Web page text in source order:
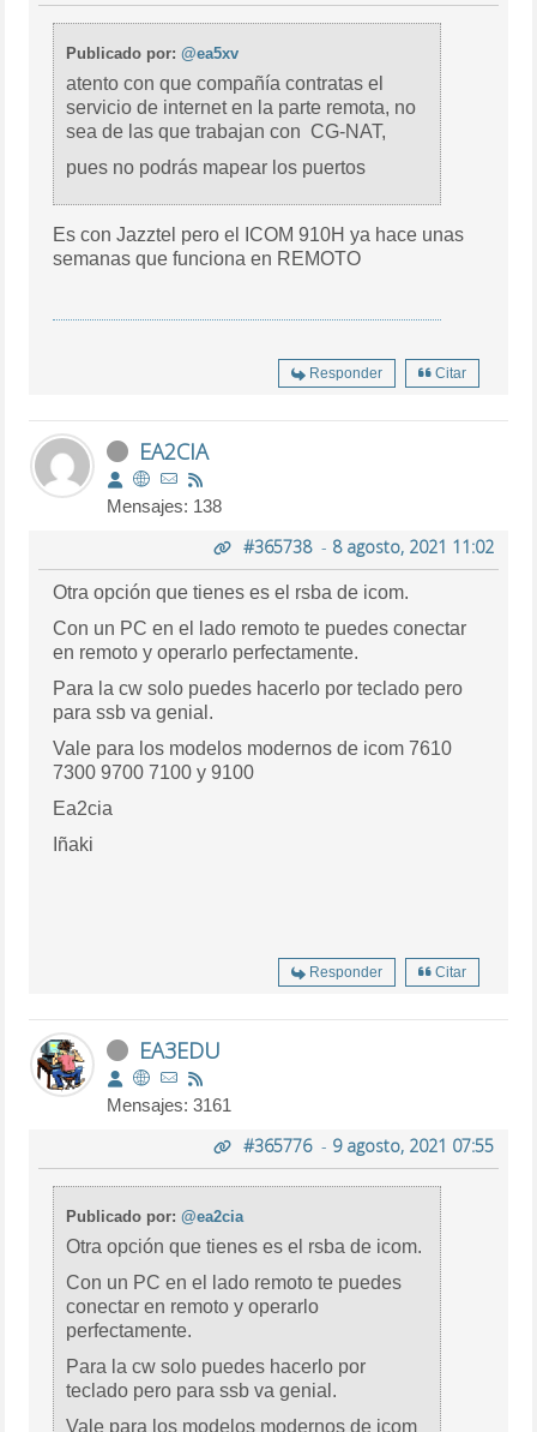
Publicado por:@ea5xv
atento con que compañía contratas el
servicio de internet en la parte remota, no
sea de las que trabajan con CG-NAT,
pues no podrás mapear los puertos
Es con Jazztel pero el ICOM 910H ya hace unas
semanas que funciona en REMOTO
Responder Citar
EA2CIA
Mensajes: 138
#365738- 8 agosto, 2021 11:02
Otra opción que tienes es el rsba de icom.
Con un PC en el lado remoto te puedes conectar
en remoto y operarlo perfectamente.
Para la cw solo puedes hacerlo por teclado pero
para ssb va genial.
Vale para los modelos modernos de icom 7610
7300 9700 7100 y 9100
Ea2cia
Iñaki
Responder Citar
EA3EDU
Mensajes: 3161
#365776- 9 agosto, 2021 07:55
Publicado por:@ea2cia
Otra opción que tienes es el rsba de icom.
Con un PC en el lado remoto te puedes
conectar en remoto y operarlo
perfectamente.
Para la cw solo puedes hacerlo por
teclado pero para ssb va genial.
Vale para los modelos modernos de icom